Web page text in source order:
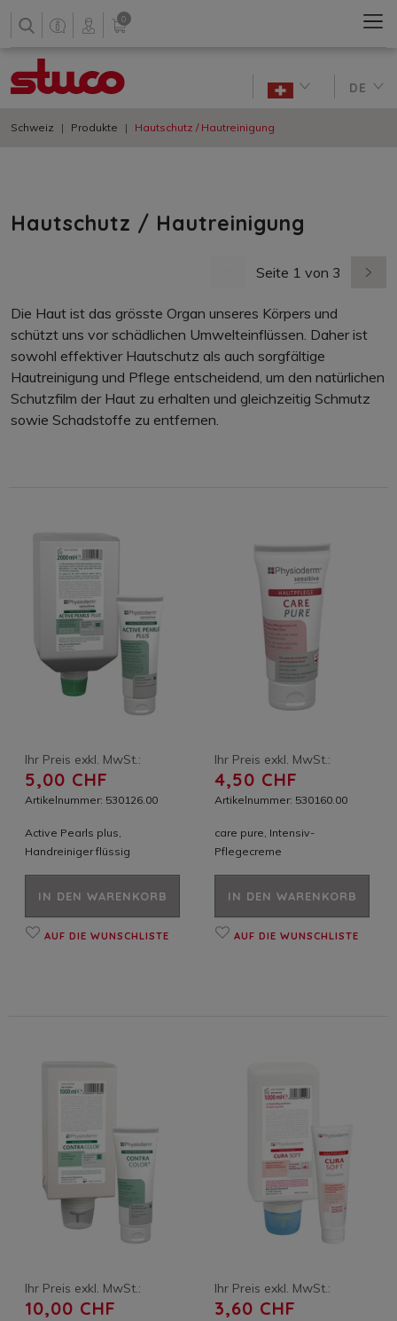
0
DE
Schweiz Produkte Hautschutz / Hautreinigung
Hautschutz / Hautreinigung
Seite 1 von 3
Die Haut ist das grösste Organ unseres Körpers und
schützt uns vor schädlichen Umwelteinflüssen. Daher ist
sowohl effektiver Hautschutz als auch sorgfältige
Hautreinigung und Pflege entscheidend, um den natürlichen
Schutzfilm der Haut zu erhalten und gleichzeitig Schmutz
sowie Schadstoffe zu entfernen.
Ihr Preis exkl. MwSt.:
5,00 CHF
Artikelnummer: 530126.00
Active Pearls plus,
Handreiniger flüssig
IN DEN WARENKORB
AUF DIE WUNSCHLISTE
Ihr Preis exkl. MwSt.:
4,50 CHF
Artikelnummer: 530160.00
care pure, Intensiv-
Pflegecreme
IN DEN WARENKORB
AUF DIE WUNSCHLISTE
Ihr Preis exkl. MwSt.:
10,00 CHF
Ihr Preis exkl. MwSt.:
3,60 CHF